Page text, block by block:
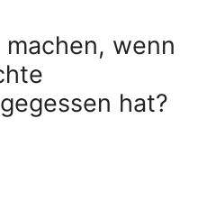
wenn
hat?